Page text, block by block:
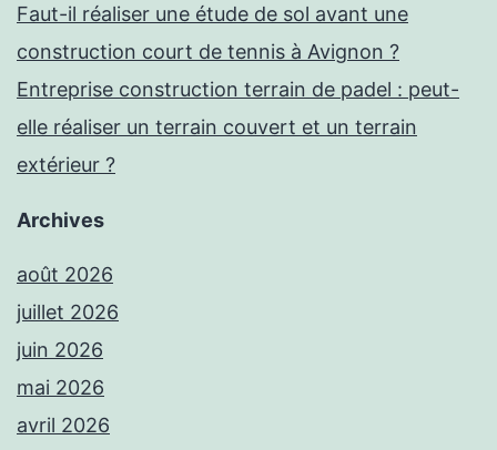
Faut-il réaliser une étude de sol avant une
construction court de tennis à Avignon ?
Entreprise construction terrain de padel : peut-
elle réaliser un terrain couvert et un terrain
extérieur ?
Archives
août 2026
juillet 2026
juin 2026
mai 2026
avril 2026